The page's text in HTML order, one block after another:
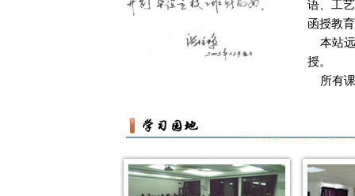
语、工
函授教
本站远
授。
所有课